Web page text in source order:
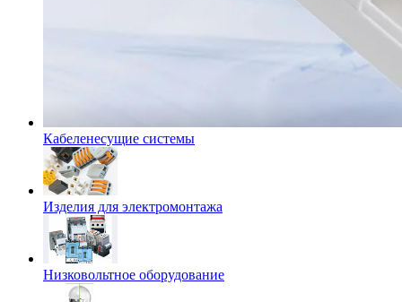
Кабеленесущие системы
Изделия для электромонтажа
Низковольтное оборудование